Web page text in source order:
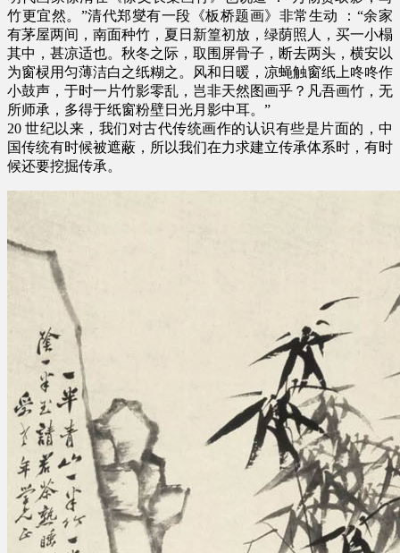
竹更宜然。”清代郑燮有一段《板桥题画》非常生动 ：“余家
有茅屋两间，南面种竹，夏日新篁初放，绿荫照人，买一小榻
其中，甚凉适也。秋冬之际，取围屏骨子，断去两头，横安以
为窗棂用匀薄洁白之纸糊之。风和日暖，凉蝇触窗纸上咚咚作
小鼓声，于时一片竹影零乱，岂非天然图画乎？凡吾画竹，无
所师承，多得于纸窗粉壁日光月影中耳。”
20 世纪以来，我们对古代传统画作的认识有些是片面的，中
国传统有时候被遮蔽，所以我们在力求建立传承体系时，有时
候还要挖掘传承。